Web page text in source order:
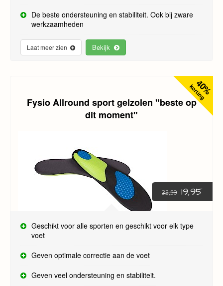
De beste ondersteuning en stabiliteit. Ook bij zware
werkzaamheden
Laat meer zien Bekijk
40%
korting
Fysio Allround sport gelzolen "beste op
dit moment"
33,50 19,95
Geschikt voor alle sporten en geschikt voor elk type
voet
Geven optimale correctie aan de voet
Geven veel ondersteuning en stabiliteit.